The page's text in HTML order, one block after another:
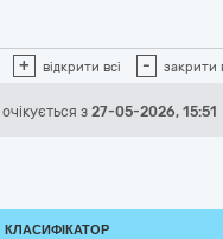
+ відкрити всі - закрити
очікується з 27-05-2026, 15:51
КЛАСИФІКАТОР